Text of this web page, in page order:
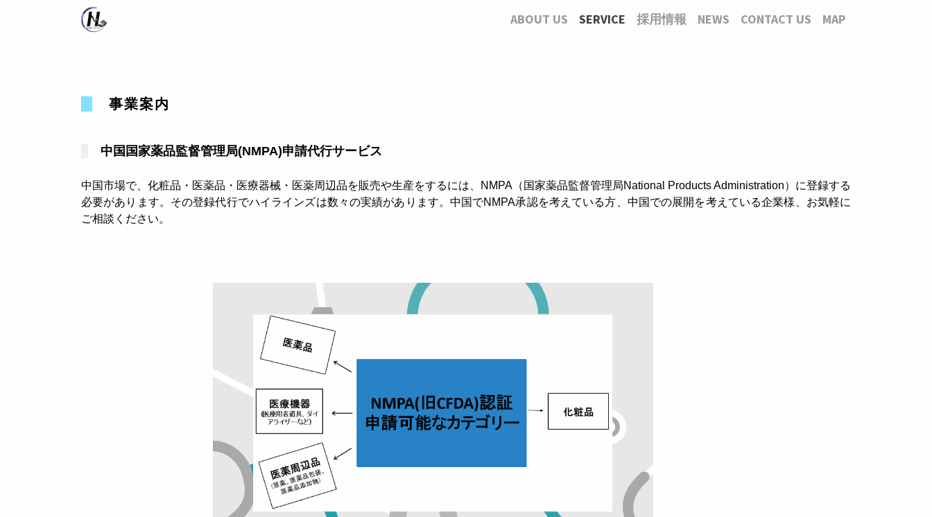
ABOUT US SERVICE 採用情報 NEWS CONTACT US MAP
事業案内
中国国家薬品監督管理局(NMPA)申請代行サービス
中国市場で、化粧品・医薬品・医療器械・医薬周辺品を販売や生産をするには、NMPA（国家薬品監督管理局National Products Administration）に登録する
必要があります。その登録代行でハイラインズは数々の実績があります。中国でNMPA承認を考えている方、中国での展開を考えている企業様、お気軽に
ご相談ください。